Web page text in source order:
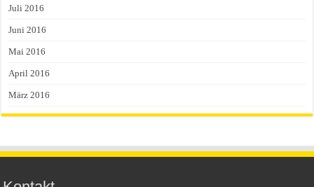
Juli 2016
Juni 2016
Mai 2016
April 2016
März 2016